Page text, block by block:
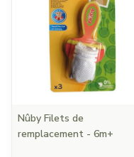
Nûby Filets de
remplacement - 6m+